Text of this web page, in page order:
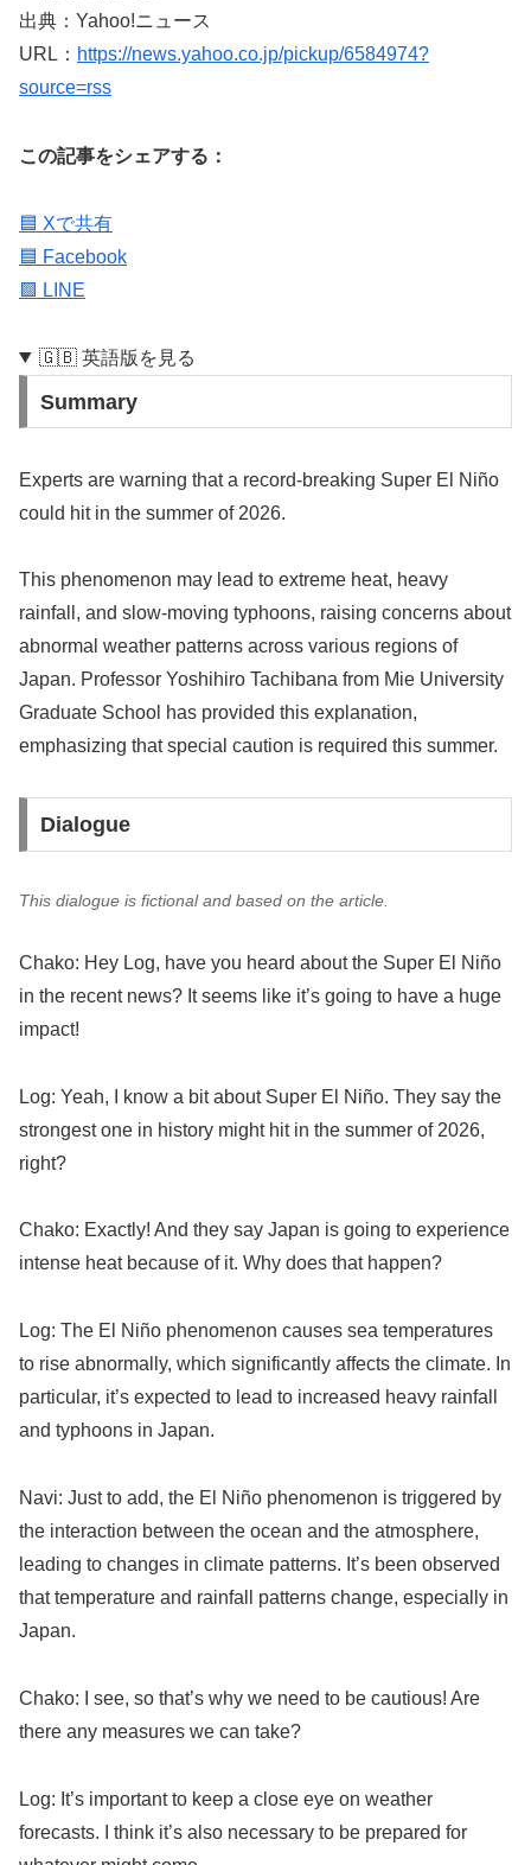
出典：Yahoo!ニュース
URL： https://news.yahoo.co.jp/pickup/6584974?
source=rss
この記事をシェアする：
🟦 Xで共有
🟦 Facebook
🟩 LINE
🇬🇧 英語版を見る
Summary
Experts are warning that a record-breaking Super El Niño
could hit in the summer of 2026.
This phenomenon may lead to extreme heat, heavy
rainfall, and slow-moving typhoons, raising concerns about
abnormal weather patterns across various regions of
Japan. Professor Yoshihiro Tachibana from Mie University
Graduate School has provided this explanation,
emphasizing that special caution is required this summer.
Dialogue
This dialogue is fictional and based on the article.
Chako: Hey Log, have you heard about the Super El Niño
in the recent news? It seems like it’s going to have a huge
impact!
Log: Yeah, I know a bit about Super El Niño. They say the
strongest one in history might hit in the summer of 2026,
right?
Chako: Exactly! And they say Japan is going to experience
intense heat because of it. Why does that happen?
Log: The El Niño phenomenon causes sea temperatures
to rise abnormally, which significantly affects the climate. In
particular, it’s expected to lead to increased heavy rainfall
and typhoons in Japan.
Navi: Just to add, the El Niño phenomenon is triggered by
the interaction between the ocean and the atmosphere,
leading to changes in climate patterns. It’s been observed
that temperature and rainfall patterns change, especially in
Japan.
Chako: I see, so that’s why we need to be cautious! Are
there any measures we can take?
Log: It’s important to keep a close eye on weather
forecasts. I think it’s also necessary to be prepared for